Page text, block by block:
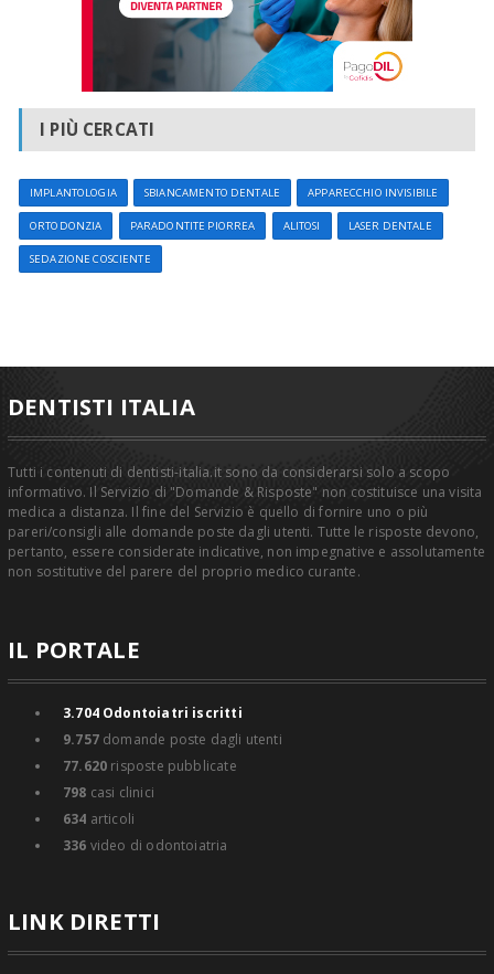
I PIÙ CERCATI
IMPLANTOLOGIA SBIANCAMENTO DENTALE APPARECCHIO INVISIBILE
ORTODONZIA PARADONTITE PIORREA ALITOSI LASER DENTALE
SEDAZIONE COSCIENTE
DENTISTI ITALIA
Tutti i contenuti di dentisti-italia.it sono da considerarsi solo a scopo
informativo. Il Servizio di "Domande & Risposte" non costituisce una visita
medica a distanza. Il fine del Servizio è quello di fornire uno o più
pareri/consigli alle domande poste dagli utenti. Tutte le risposte devono,
pertanto, essere considerate indicative, non impegnative e assolutamente
non sostitutive del parere del proprio medico curante.
IL PORTALE
3.704Odontoiatri iscritti
9.757domande poste dagli utenti
77.620 risposte pubblicate
798 casi clinici
634 articoli
336 video di odontoiatria
LINK DIRETTI